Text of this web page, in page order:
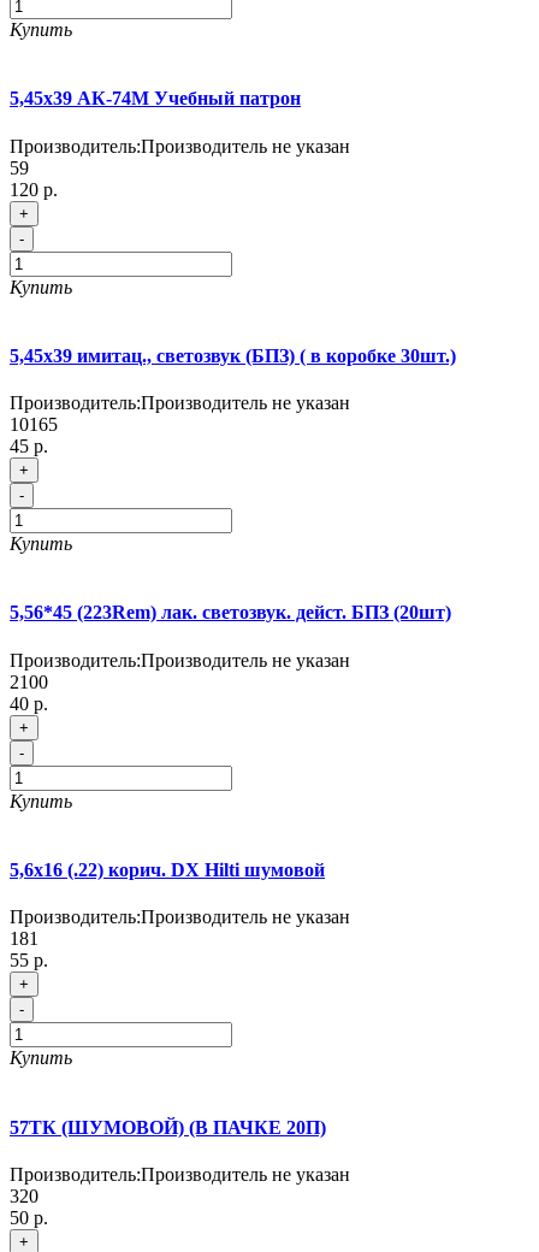
Купить
5,45х39 АК-74М Учебный патрон
Производитель:Производитель не указан
59
120 р.
+
-
Купить
5,45х39 имитац., светозвук (БПЗ) ( в коробке 30шт.)
Производитель:Производитель не указан
10165
45 р.
+
-
Купить
5,56*45 (223Rem) лак. светозвук. дейст. БПЗ (20шт)
Производитель:Производитель не указан
2100
40 р.
+
-
Купить
5,6х16 (.22) корич. DX Hilti шумовой
Производитель:Производитель не указан
181
55 р.
+
-
Купить
57ТК (ШУМОВОЙ) (В ПАЧКЕ 20П)
Производитель:Производитель не указан
320
50 р.
+